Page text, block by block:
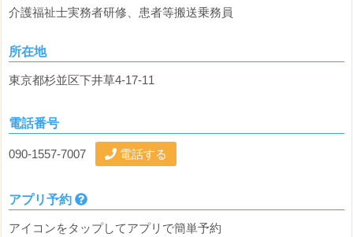
介護福祉士実務者研修、患者等搬送乗務員
所在地
東京都杉並区下井草4-17-11
電話番号
090-1557-7007 電話する
アプリ予約
アイコンをタップしてアプリで簡単予約